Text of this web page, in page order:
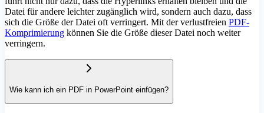
Datei für andere leichter zugänglich wird, sondern auch dazu, dass
sich die Größe der Datei oft verringert. Mit der verlustfreien PDF-
Komprimierung können Sie die Größe dieser Datei noch weiter
verringern.
Wie kann ich ein PDF in PowerPoint einfügen?